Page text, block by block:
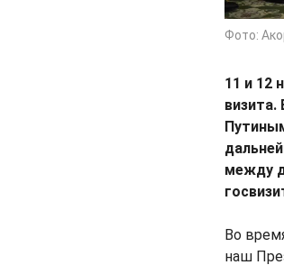
Фото:
11 и 12
между
Во
наш